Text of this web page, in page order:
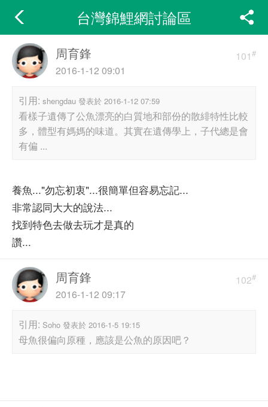
台灣錦鯉網討論區
101#
周育鋒
2016-1-12 09:01
引用: shengdau 發表於 2016-1-12 07:59
看樣子遺傳了公魚漂亮的白質地和部份的散緋特性比較
多，體型有媽媽的味道。其實在遺傳學上，子代總是會
有偏 ...
養魚..."勿忘初衷"...很簡單但容易忘記...
非常認同大大的說法...
找到特色去做去玩才是真的
讚...
102#
周育鋒
2016-1-12 09:17
引用: Soho 發表於 2016-1-5 19:15
母魚很偏向原種，應該是公魚的原因吧？